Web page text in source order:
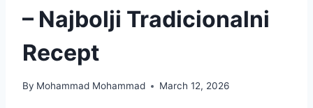
– Najbolji Tradicionalni
Recept
By Mohammad Mohammad March 12, 2026